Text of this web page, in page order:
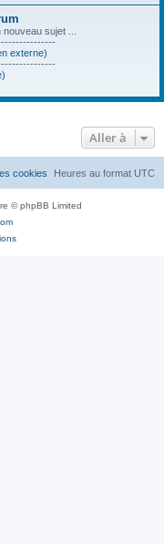
e
sujet ...
externe)
Aller à
Heures au format UTC
cookies
© phpBB Limited